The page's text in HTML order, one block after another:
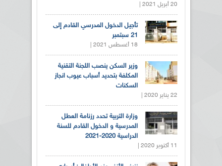
20 أبريل 2021 |
تأجيل الدخول المدرسي القادم إلى
21 سبتمبر
18 أغسطس 2021 |
وزير السكن ينصب اللجنة التقنية
المكلفة بتحديد أسباب عيوب انجاز
السكنات
22 يناير 2020 |
وزارة التربية تحدد رزنامة العطل
المدرسية و الدخول القادم للسنة
الدراسية 2020-2021
11 أكتوبر 2020 |